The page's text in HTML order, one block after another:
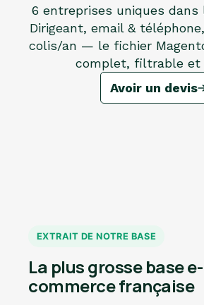
6 entreprises uniques dans
Dirigeant, email &
colis/an — le fichier
complet, filtrable et
Avoir un devis
EXTRAIT DE NOTRE BASE
La plus grosse base e-
commerce française